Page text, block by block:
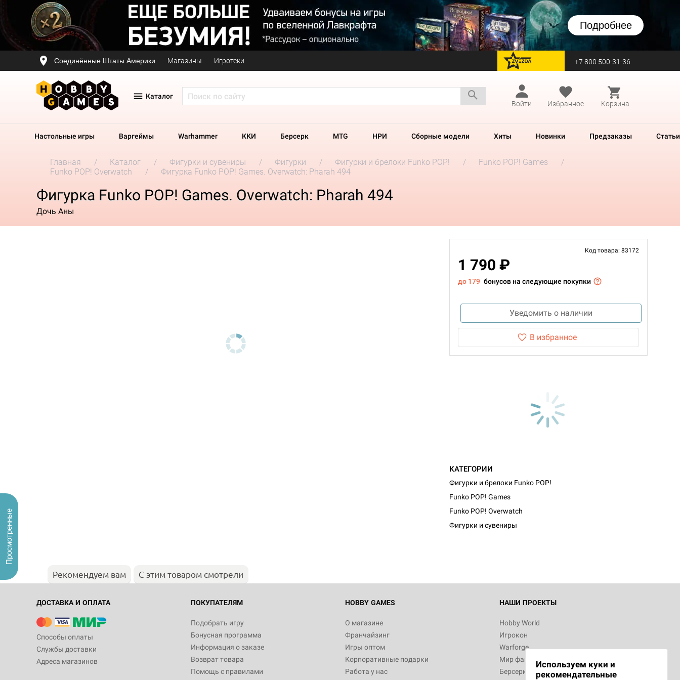
Подробнее
Соединённые Штаты Америки Магазины Игротеки перейти на Zvezda +7 800 500-31-36
Каталог
Войти
Избранное Корзина
Настольные игры Варгеймы Warhammer ККИ Берсерк MTG НРИ Сборные модели Хиты Новинки Предзаказы Статьи
Главная Каталог Фигурки и сувениры Фигурки Фигурки и брелоки Funko POP!
Funko POP! Games
Funko POP! Overwatch
Фигурка Funko POP! Games. Overwatch: Pharah 494
Фигурка Funko POP! Games. Overwatch: Pharah 494
Дочь Аны
Код товара: 83172
1 790 ₽
до 179 бонусов на следующие покупки
Уведомить о наличии
В избранное
КАТЕГОРИИ
Фигурки и брелоки Funko POP!
Funko POP! Games
Funko POP! Overwatch
Фигурки и сувениры
Рекомендуем вам С этим товаром смотрели
ДОСТАВКА И ОПЛАТА
Способы оплаты
Службы доставки
Адреса магазинов
ПОКУПАТЕЛЯМ
Подобрать игру
Бонусная программа
Информация о заказе
Возврат товара
Помощь с правилами
HOBBY GAMES
О магазине
Франчайзинг
Игры оптом
Корпоративные подарки
Работа у нас
НАШИ ПРОЕКТЫ
Hobby World
Игрокон
Warforge
Мир фантастики
Берсерк
Используем куки и
рекомендательные
Просмотренные
Настольная игра Hobby World Монстры
Белая смерть
12 990
Настольная игра Hobby World Берсерк.
3 490